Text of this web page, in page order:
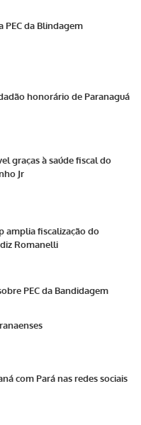
PEC da Blindagem
honorário de Paranaguá
graças à saúde fiscal do
Jr
amplia fiscalização do
Romanelli
PEC da Bandidagem
com Pará nas redes sociais